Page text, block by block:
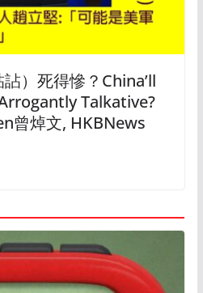
）死得慘？China’ll
Talkative?
曾焯文, HKBNews